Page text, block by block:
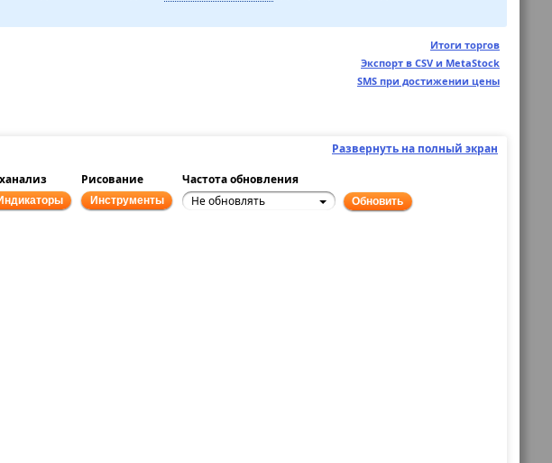
Итоги торгов
Экспорт в CSV и MetaStock
SMS при достижении цены
Развернуть на полный экран
Рисование
Частота обновления
Инструменты Не обновлять Обновить